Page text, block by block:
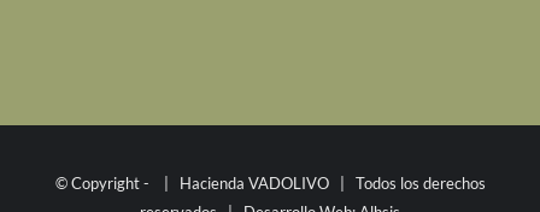
© Copyright -
| Hacienda VADOLIVO | Todos los derechos